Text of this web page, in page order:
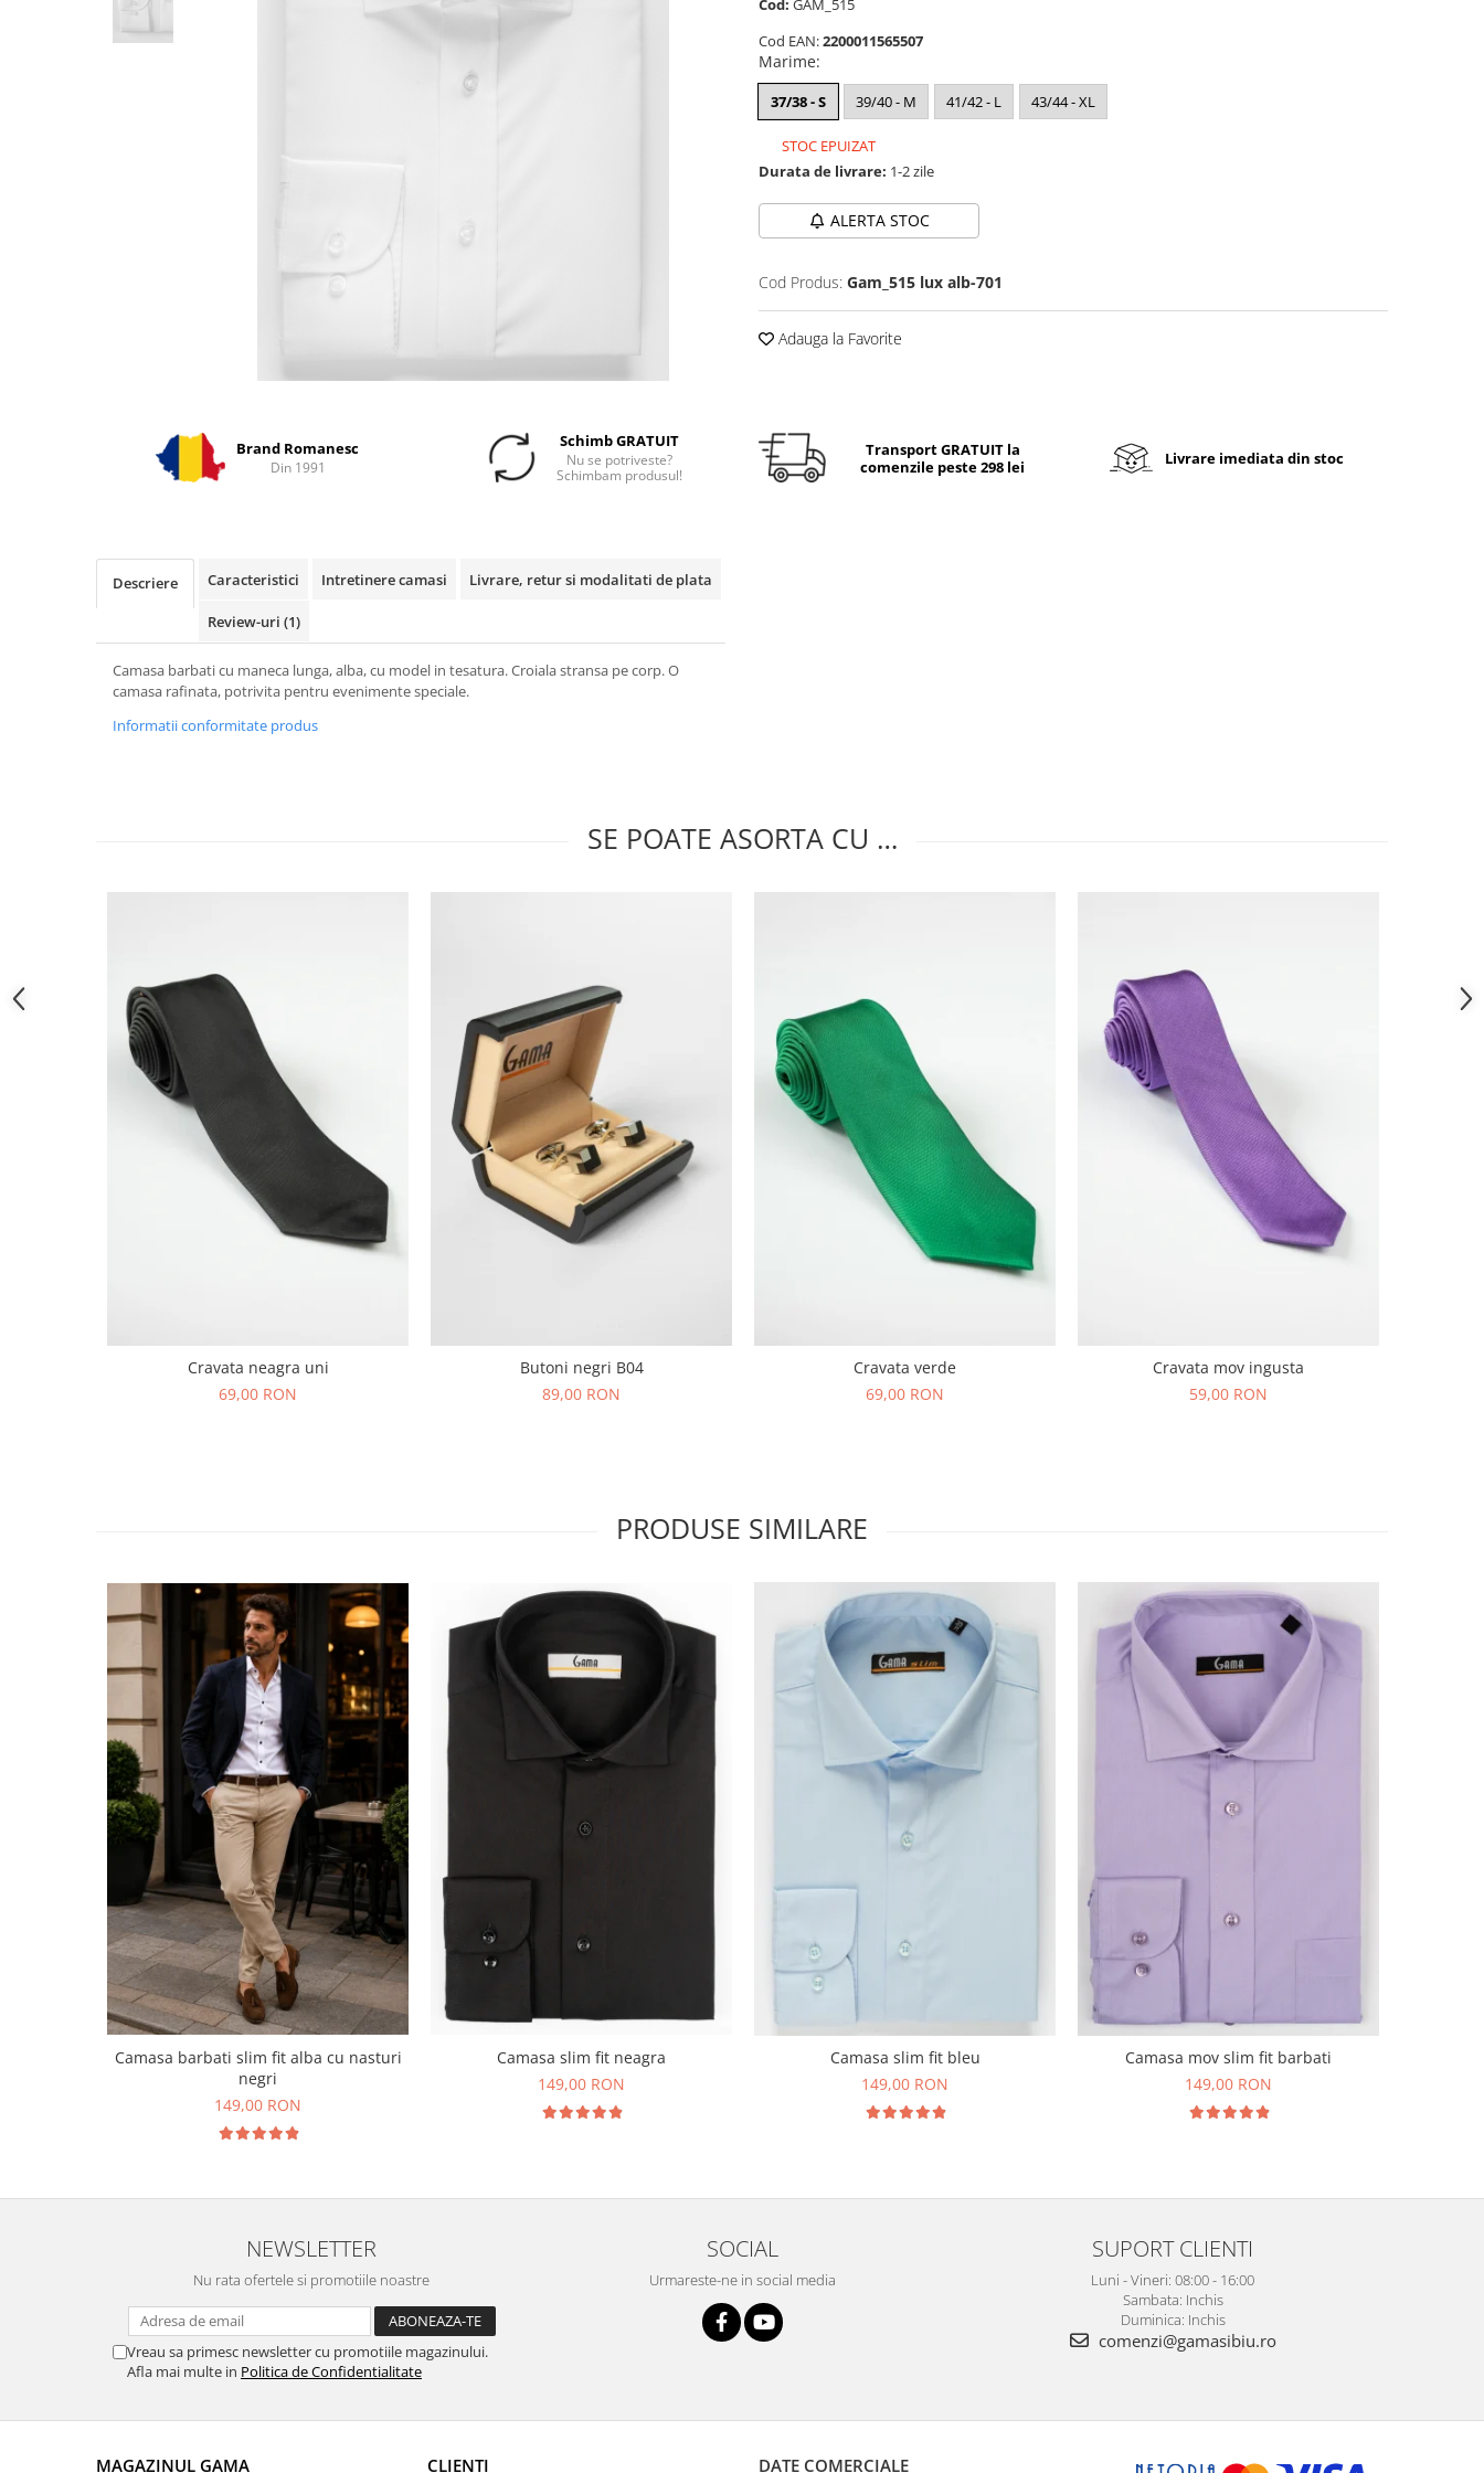
Cod: GAM_515
Cod EAN:2200011565507
Marime:
37/38 - S 39/40 - M 41/42 - L 43/44 - XL
STOC EPUIZAT
Durata de livrare: 1-2 zile
ALERTA STOC
Cod Produs: Gam_515 lux alb-701
Adauga la Favorite
Brand Romanesc
Din 1991
Schimb GRATUIT
Nu se potriveste?
Schimbam produsul!
Transport GRATUIT la
comenzile peste 298 lei
Livrare imediata din stoc
Descriere Caracteristici Intretinere camasi Livrare, retur si modalitati de plata
Review-uri (1)
Camasa barbati cu maneca lunga, alba, cu model in tesatura. Croiala stransa pe corp. O
camasa rafinata, potrivita pentru evenimente speciale.
Informatii conformitate produs
SE POATE ASORTA CU …
Cravata neagra uni
69,00 RON
Butoni negri B04
89,00 RON
Cravata verde
69,00 RON
Cravata mov ingusta
59,00 RON
PRODUSE SIMILARE
Camasa barbati slim fit alba cu nasturi
negri
149,00 RON
Camasa slim fit neagra
149,00 RON
Camasa slim fit bleu
149,00 RON
Camasa mov slim fit barbati
149,00 RON
NEWSLETTER
Nu rata ofertele si promotiile noastre
Vreau sa primesc newsletter cu promotiile magazinului.
Afla mai multe in Politica de Confidentialitate
SOCIAL
Urmareste-ne in social media
SUPORT CLIENTI
Luni - Vineri: 08:00 - 16:00
Sambata: Inchis
Duminica: Inchis
comenzi@gamasibiu.ro
MAGAZINUL GAMA CLIENTI DATE COMERCIALE